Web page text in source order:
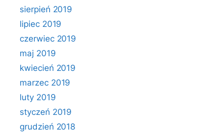
sierpień 2019
lipiec 2019
czerwiec 2019
maj 2019
kwiecień 2019
marzec 2019
luty 2019
styczeń 2019
grudzień 2018